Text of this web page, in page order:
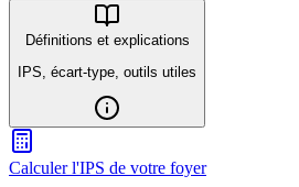
Définitions et explications
IPS, écart-type, outils utiles
Calculer l'IPS de votre foyer